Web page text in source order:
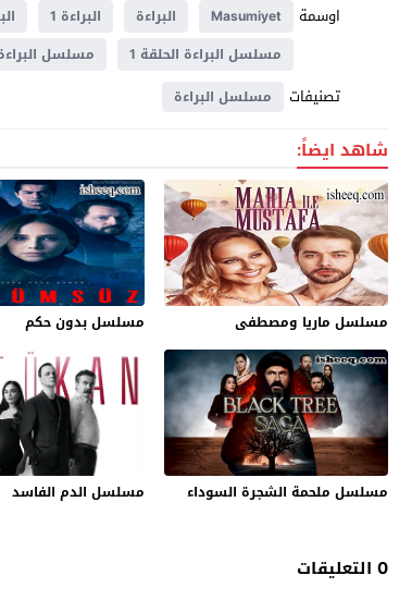
اوسمة
Masumiyet البراءة البراءة 1
مسلسل البراءة الحلقة 1
مسلسل البراءة
تصنيفات مسلسل البراءة
شاهد ايضاً:
مسلسل ماريا ومصطفى مسلسل بدون حكم
مسلسل ملحمة الشجرة السوداء مسلسل الدم الفاسد
0 التعليقات